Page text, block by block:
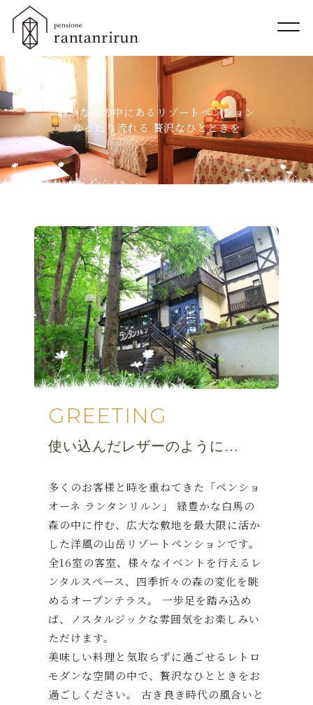
静かな森の中にあるリゾートペンション
ゆったり流れる 贅沢なひとときを
GREETING
使い込んだレザーのように…
多くのお客様と時を重ねてきた「ペンショ
オーネ ランタンリルン」 緑豊かな白馬の
森の中に佇む、広大な敷地を最大限に活か
した洋風の山岳リゾートペンションです。
全16室の客室、様々なイベントを行えるレ
ンタルスペース、四季折々の森の変化を眺
めるオープンテラス。 一歩足を踏み込め
ば、ノスタルジックな雰囲気をお楽しみい
ただけます。
美味しい料理と気取らずに過ごせるレトロ
モダンな空間の中で、贅沢なひとときをお
過ごしください。 古き良き時代の風合いと